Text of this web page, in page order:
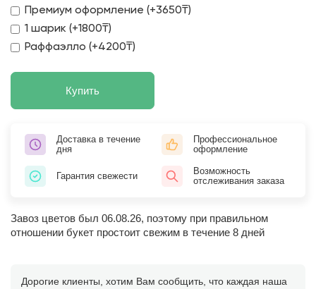
Премиум оформление (+3650₸)
1 шарик (+1800₸)
Раффаэлло (+4200₸)
Купить
Доставка в течение
дня
Профессиональное
оформление
Гарантия свежести
Возможность
отслеживания заказа
Завоз цветов был 06.08.26, поэтому при правильном
отношении букет простоит свежим в течение 8 дней
Дорогие клиенты, хотим Вам сообщить, что каждая наша